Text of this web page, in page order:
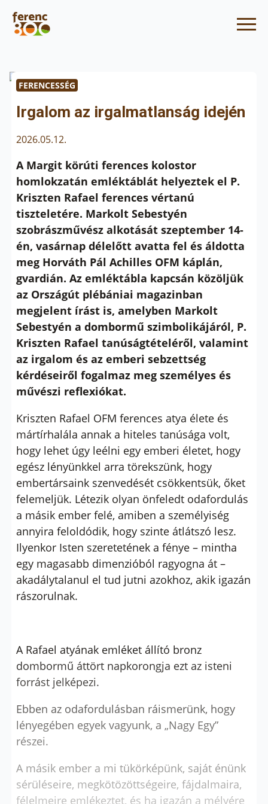
FERENCESSÉG
Irgalom az irgalmatlanság idején
2026.05.12.
A Margit körúti ferences kolostor
homlokzatán emléktáblát helyeztek el P.
Kriszten Rafael ferences vértanú
tiszteletére. Markolt Sebestyén
szobrászművész alkotását szeptember 14-
én, vasárnap délelőtt avatta fel és áldotta
meg Horváth Pál Achilles OFM káplán,
gvardián. Az emléktábla kapcsán közöljük
az Országút plébániai magazinban
megjelent írást is, amelyben Markolt
Sebestyén a dombormű szimbolikájáról, P.
Kriszten Rafael tanúságtételéről, valamint
az irgalom és az emberi sebzettség
kérdéseiről fogalmaz meg személyes és
művészi reflexiókat.
Kriszten Rafael OFM ferences atya élete és
mártírhalála annak a hiteles tanúsága volt,
hogy lehet úgy leélni egy emberi életet, hogy
egész lényünkkel arra törekszünk, hogy
embertársaink szenvedését csökkentsük, őket
felemeljük. Létezik olyan önfeledt odafordulás
a másik ember felé, amiben a személyiség
annyira feloldódik, hogy szinte átlátszó lesz.
Ilyenkor Isten szeretetének a fénye – mintha
egy magasabb dimenzióból ragyogna át –
akadálytalanul el tud jutni azokhoz, akik igazán
rászorulnak.
A Rafael atyának emléket állító bronz
dombormű áttört napkorongja ezt az isteni
forrást jelképezi.
Ebben az odafordulásban ráismerünk, hogy
lényegében egyek vagyunk, a „Nagy Egy”
részei.
A másik ember a mi tükörképünk, saját énünk
sérüléseire, megkötözöttségeire, fájdalmaira,
félelmeire emlékeztet, és ha igazán a mélyére